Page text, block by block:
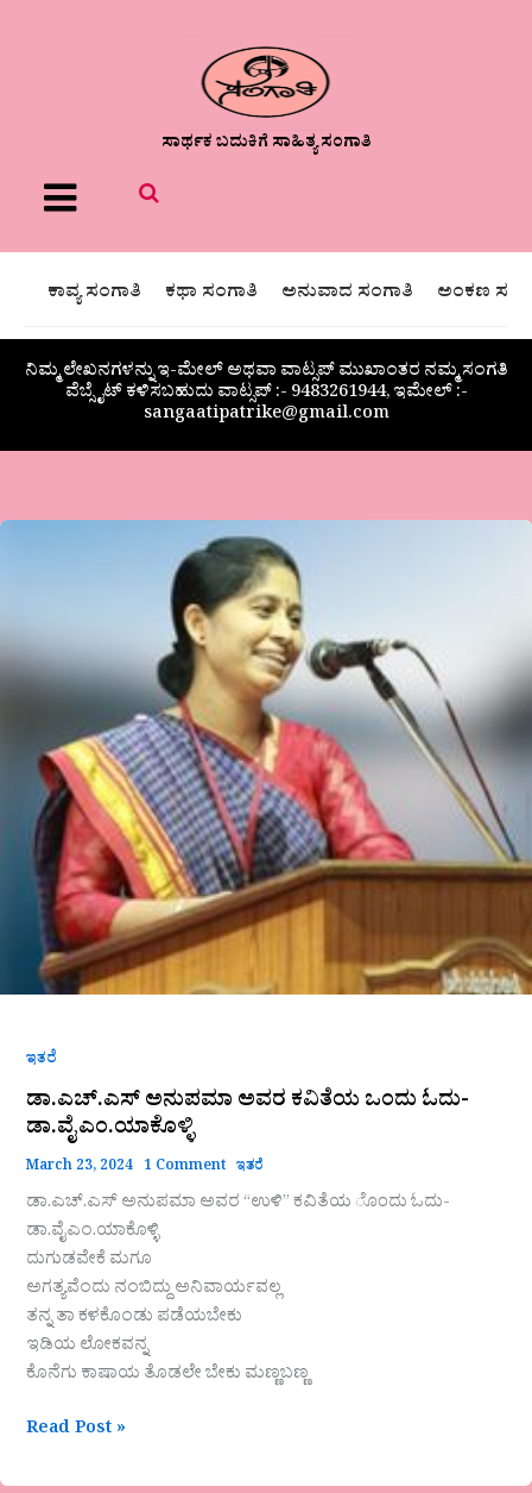
ಸಾರ್ಥಕ ಬದುಕಿಗೆ ಸಾಹಿತ್ಯ ಸಂಗಾತಿ
Menu
ಕಾವ್ಯ ಸಂಗಾತಿ ಕಥಾ ಸಂಗಾತಿ ಅನುವಾದ ಸಂಗಾತಿ ಅಂಕಣ
ನಿಮ್ಮ ಲೇಖನಗಳನ್ನು ಇ-ಮೇಲ್ ಅಥವಾ ವಾಟ್ಸಪ್ ಮುಖಾಂತರ ನಮ್ಮ ಸಂಗತಿ
ವೆಬ್ಸೈಟ್ ಕಳಿಸಬಹುದು ವಾಟ್ಸಪ್‌ :- 9483261944, ಇಮೇಲ್ :-
sangaatipatrike@gmail.com
ಇತರೆ
ಡಾ.ಎಚ್.ಎಸ್ ಅನುಪಮಾ ಅವರ ಕವಿತೆಯ ಒಂದು ಓದು-
ಡಾ‌.ವೈಎಂ.ಯಾಕೊಳ್ಳಿ‌
March 23, 2024 1 Comment ಇತರೆ
ಡಾ.ಎಚ್.ಎಸ್ ಅನುಪಮಾ ಅವರ “ಉಳಿ” ಕವಿತೆಯ ೊಂದು ಓದು-
ಡಾ‌.ವೈಎಂ.ಯಾಕೊಳ್ಳಿ
‌ದುಗುಡವೇಕೆ ಮಗೂ
ಅಗತ್ಯವೆಂದು ನಂಬಿದ್ದು ಅನಿವಾರ್ಯವಲ್ಲ
ತನ್ನ ತಾ ಕಳಕೊಂಡು ಪಡೆಯಬೇಕು
ಇಡಿಯ ಲೋಕವನ್ನ
ಕೊನೆಗು ಕಾಷಾಯ ತೊಡಲೇ ಬೇಕು ಮಣ್ಣಬಣ್ಣ
ಒಂದು
ಓದು-
ಡಾ‌.ವೈಎಂ.ಯಾಕೊಳ್ಳಿ‌
Read Post »